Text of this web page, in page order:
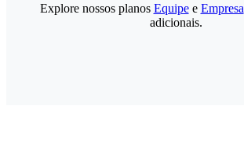
Explore nossos planos Equipee Empresa
adicionais.